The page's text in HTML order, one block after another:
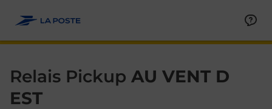
Relais Pickup AU VENT D
EST